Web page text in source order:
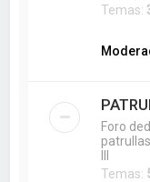
Temas:
Foro
Temas: